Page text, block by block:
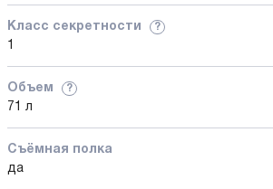
Класс секретности ?
1
Объем ?
71 л
Съёмная полка
да